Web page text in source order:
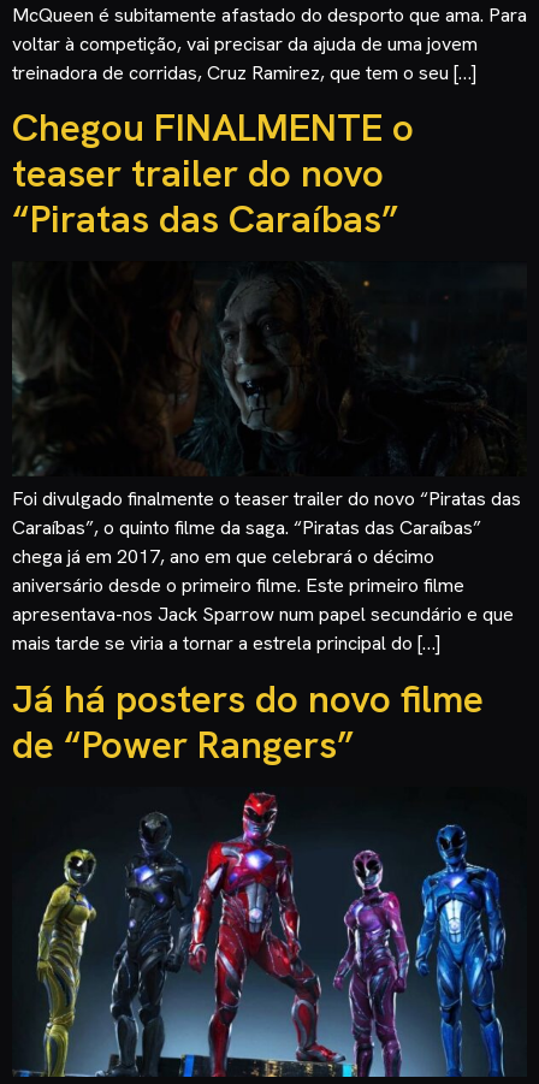
McQueen é subitamente afastado do desporto que ama. Para
voltar à competição, vai precisar da ajuda de uma jovem
treinadora de corridas, Cruz Ramirez, que tem o seu […]
Chegou FINALMENTE o
teaser trailer do novo
“Piratas das Caraíbas”
Foi divulgado finalmente o teaser trailer do novo “Piratas das
Caraíbas”, o quinto filme da saga. “Piratas das Caraíbas”
chega já em 2017, ano em que celebrará o décimo
aniversário desde o primeiro filme. Este primeiro filme
apresentava-nos Jack Sparrow num papel secundário e que
mais tarde se viria a tornar a estrela principal do […]
Já há posters do novo filme
de “Power Rangers”